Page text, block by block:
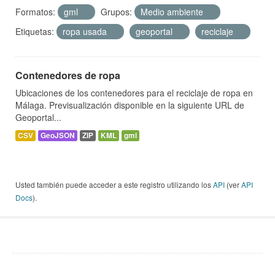
Formatos: gml Grupos:
Medio ambiente
Etiquetas:
ropa usada geoportal reciclaje
Contenedores de ropa
Ubicaciones de los contenedores para el reciclaje de ropa en
Málaga. Previsualización disponible en la siguiente URL de
Geoportal...
CSV GeoJSON ZIP KML gml
Usted también puede acceder a este registro utilizando losAPI (verAPI
Docs).